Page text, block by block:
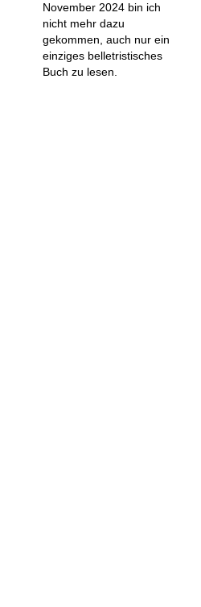
November 2024 bin ich
nicht mehr dazu
gekommen, auch nur ein
einziges belletristisches
Buch zu lesen.